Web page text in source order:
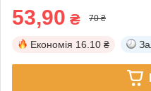
53,90 ₴ 70 ₴
Економія 16.10 ₴